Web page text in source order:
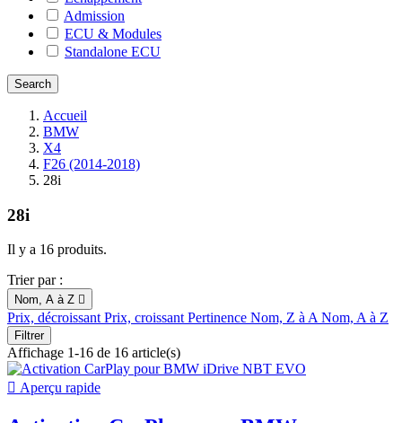
Admission
ECU & Modules
Standalone ECU
Accueil
BMW
X4
F26 (2014-2018)
28i
28i
Il y a 16 produits.
Trier par :
Nom, A à Z 
Prix, décroissantPrix, croissantPertinence Nom, Z à ANom, A à Z
Filtrer
Affichage 1-16 de 16 article(s)
 Aperçu rapide